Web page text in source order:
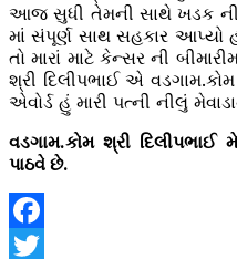
આજ સુધી તેમની સાથે ખડક ની
માં સંપૂર્ણ સાથ સહકાર આપ્યો
તો મારાં માટે કેન્સર ની
શ્રી દિલીપભાઈ એ
એવોર્ડ હું મારી પત્ની નીલું
વડગામ.કોમ શ્રી
પાઠવે છે.
Facebook